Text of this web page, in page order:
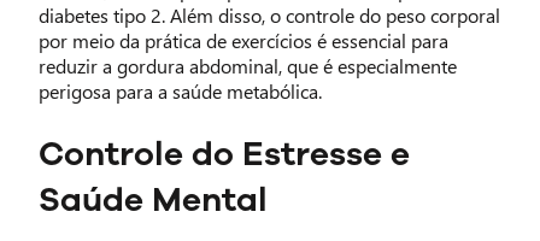
diabetes tipo 2. Além disso, o controle do peso corporal
por meio da prática de exercícios é essencial para
reduzir a gordura abdominal, que é especialmente
perigosa para a saúde metabólica.
Controle do Estresse e
Saúde Mental